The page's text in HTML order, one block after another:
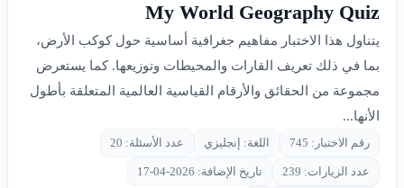
My World Geography Quiz
يتناول هذا الاختبار مفاهيم جغرافية أساسية حول كوكب الأرض،
بما في ذلك تعريف القارات والمحيطات وتوزيعها. كما يستعرض
مجموعة من الحقائق والأرقام القياسية العالمية المتعلقة بأطول
الأنها...
رقم الاختبار: 745 اللغة: إنجليزي عدد الأسئلة: 20
عدد الزيارات: 239 تاريخ الإضافة: 2026-04-17